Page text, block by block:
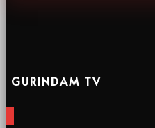
GURINDAM TV